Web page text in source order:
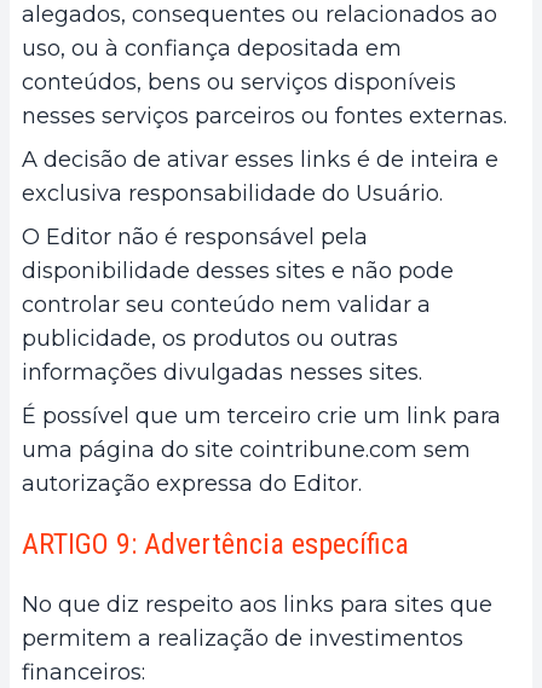
alegados, consequentes ou relacionados ao
uso, ou à confiança depositada em
conteúdos, bens ou serviços disponíveis
nesses serviços parceiros ou fontes externas.
A decisão de ativar esses links é de inteira e
exclusiva responsabilidade do Usuário.
O Editor não é responsável pela
disponibilidade desses sites e não pode
controlar seu conteúdo nem validar a
publicidade, os produtos ou outras
informações divulgadas nesses sites.
É possível que um terceiro crie um link para
uma página do site cointribune.com sem
autorização expressa do Editor.
ARTIGO 9: Advertência específica
No que diz respeito aos links para sites que
permitem a realização de investimentos
financeiros: